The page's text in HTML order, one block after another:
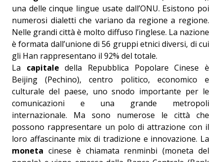
una delle cinque lingue usate dall’ONU. Esistono poi
numerosi dialetti che variano da regione a regione.
Nelle grandi città è molto diffuso l’inglese. La nazione
è formata dall’unione di 56 gruppi etnici diversi, di cui
gli Han rappresentano il 92% del totale.
La capitaledella Repubblica Popolare Cinese è
Beijing (Pechino), centro politico, economico e
culturale del paese, uno snodo importante per le
comunicazioni e una grande metropoli
internazionale. Ma sono numerose le città che
possono rappresentare un polo di attrazione con il
loro affascinante mix di tradizione e innovazione. La
moneta cinese è chiamata renminbi (moneta del